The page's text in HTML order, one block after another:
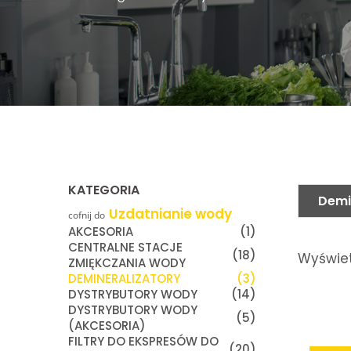
KATEGORIA
cofnij do Uzdatnianie wody
AKCESORIA
(1)
CENTRALNE STACJE
ZMIĘKCZANIA WODY
(18)
DEMINERALIZATORY
(3)
DYSTRYBUTORY WODY
(14)
DYSTRYBUTORY WODY
(AKCESORIA)
(5)
FILTRY DO EKSPRESÓW DO